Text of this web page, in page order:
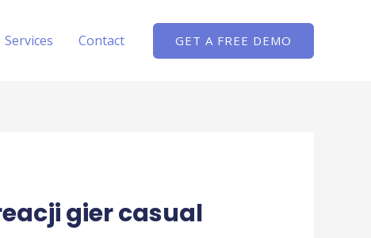
Services Contact GET A FREE DEMO
gier casual